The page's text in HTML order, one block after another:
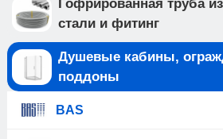
Гофрированная труба
стали и фитинг
Душевые кабины,
поддоны
BAS